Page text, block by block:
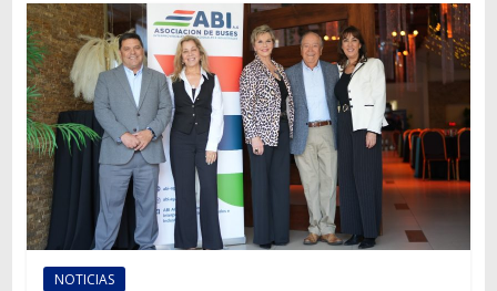
información
del
mundo
del
transporte
NOTICIAS